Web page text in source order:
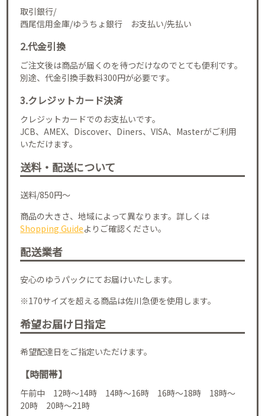
取引銀行/
西尾信用金庫/ゆうちょ銀行 お支払い/先払い
2.代金引換
ご注文後は商品が届くのを待つだけなのでとても便利です。
別途、代金引換手数料300円が必要です。
3.クレジットカード決済
クレジットカードでのお支払いです。
JCB、AMEX、Discover、Diners、VISA、Masterがご利用
いただけます。
送料・配送について
送料/850円～
商品の大きさ、地域によって異なります。詳しくは
Shopping Guideよりご確認ください。
配送業者
安心のゆうパックにてお届けいたします。
※170サイズを超える商品は佐川急便を使用します。
希望お届け日指定
希望配達日をご指定いただけます。
【時間帯】
午前中 12時～14時 14時～16時 16時～18時 18時～
20時 20時～21時